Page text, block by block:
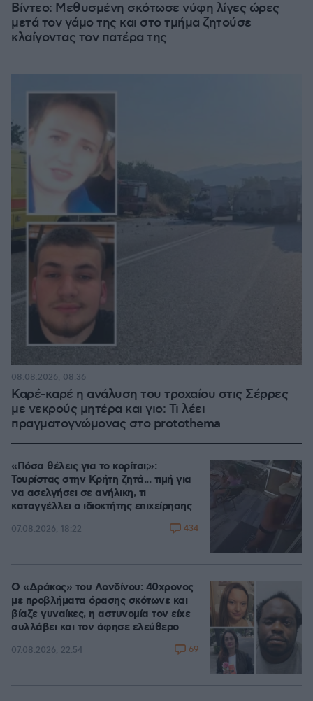
Βίντεο: Μεθυσμένη σκότωσε νύφη λίγες ώρες
μετά τον γάμο της και στο τμήμα ζητούσε
κλαίγοντας τον πατέρα της
Καρέ-καρέ η ανάλυση του τροχαίου στις Σέρρες
με νεκρούς μητέρα και γιο: Τι λέει
πραγματογνώμονας στο protothema
08.08.2026, 08:36
«Πόσα θέλεις για το κορίτσι;»:
Τουρίστας στην Κρήτη ζητά... τιμή για
να ασελγήσει σε ανήλικη, τι
καταγγέλλει ο ιδιοκτήτης επιχείρησης
07.08.2026, 18:22 434
Ο «Δράκος» του Λονδίνου: 40χρονος
με προβλήματα όρασης σκότωνε και
βίαζε γυναίκες, η αστυνομία τον είχε
συλλάβει και τον άφησε ελεύθερο
07.08.2026, 22:54 69